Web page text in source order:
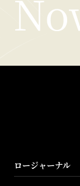
ロージャーナル